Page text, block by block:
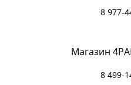
8 977-
Магазин
8 499-